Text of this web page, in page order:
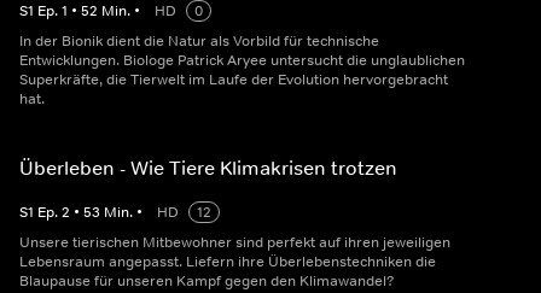
S1 Ep.1 • 52 Min. • HD
0
In der Bionik dient die Natur als Vorbild für technische
Entwicklungen. Biologe Patrick Aryee untersucht die unglaublichen
Superkräfte, die Tierwelt im Laufe der Evolution hervorgebracht
hat.
Überleben - Wie Tiere Klimakrisen trotzen
S1 Ep.2 • 53 Min. • HD
12
Unsere tierischen Mitbewohner sind perfekt auf ihren jeweiligen
Lebensraum angepasst. Liefern ihre Überlebenstechniken die
Blaupause für unseren Kampf gegen den Klimawandel?